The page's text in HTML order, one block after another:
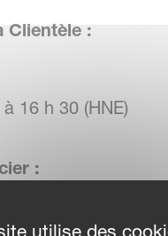
Clientèle :
16 h 30 (HNE)
:
utilise des